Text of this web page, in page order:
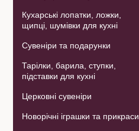
Кухарські лопатки, ложки,
щипці, шумівки для кухні
Сувеніри та подарунки
Тарілки, барила, ступки,
підставки для кухні
Церковні сувеніри
Новорічні іграшки та прикраси